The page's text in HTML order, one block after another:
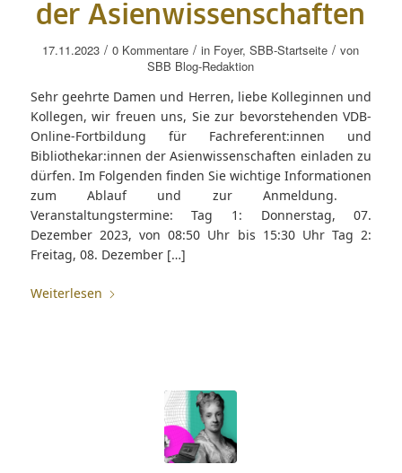
der Asienwissenschaften
17.11.2023 / 0 Kommentare / in Foyer,SBB-Startseite / von
SBB Blog-Redaktion
Sehr geehrte Damen und Herren, liebe Kolleginnen und
Kollegen, wir freuen uns, Sie zur bevorstehenden VDB-
Online-Fortbildung für Fachreferent:innen und
Bibliothekar:innen der Asienwissenschaften einladen zu
dürfen. Im Folgenden finden Sie wichtige Informationen
zum Ablauf und zur Anmeldung.
Veranstaltungstermine: Tag 1: Donnerstag, 07.
Dezember 2023, von 08:50 Uhr bis 15:30 Uhr Tag 2:
Freitag, 08. Dezember […]
Weiterlesen